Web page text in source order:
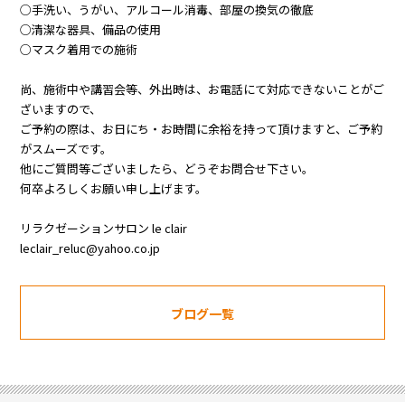
○手洗い、うがい、アルコール消毒、部屋の換気の徹底
○清潔な器具、備品の使用
○マスク着用での施術
尚、施術中や講習会等、外出時は、お電話にて対応できないことがご
ざいますので、
ご予約の際は、お日にち・お時間に余裕を持って頂けますと、ご予約
がスムーズです。
他にご質問等ございましたら、どうぞお問合せ下さい。
何卒よろしくお願い申し上げます。
リラクゼーションサロン le clair
leclair_reluc@yahoo.co.jp
ブログ一覧